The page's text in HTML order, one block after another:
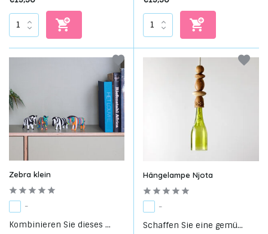
Zebra klein
-
Kombinieren Sie dieses ...
Hängelampe Njota
-
Schaffen Sie eine gemü...